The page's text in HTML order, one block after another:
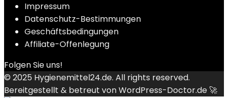
Impressum
Datenschutz-Bestimmungen
Geschäftsbedingungen
Affiliate-Offenlegung
Folgen Sie uns!
© 2025 Hygienemittel24.de. All rights reserved.
Bereitgestellt & betreut vonWordPress-Doctor.de 🚀